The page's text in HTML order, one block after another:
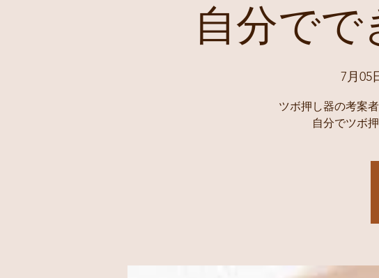
自分で
7月05
ツボ押し器の考案
自分でツボ